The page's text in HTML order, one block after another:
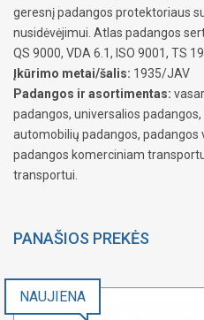
geresnį padangos protektoriaus
nusidėvėjimui. Atlas padangos
QS 9000, VDA 6.1, ISO 9001, TS
Įkūrimo metai/šalis: 1935/JAV
Padangos ir asortimentas:
padangos, universalios
automobilių padangos, padangos
padangos komerciniam
transportui.
PANAŠIOS PREKĖS
NAUJIENA